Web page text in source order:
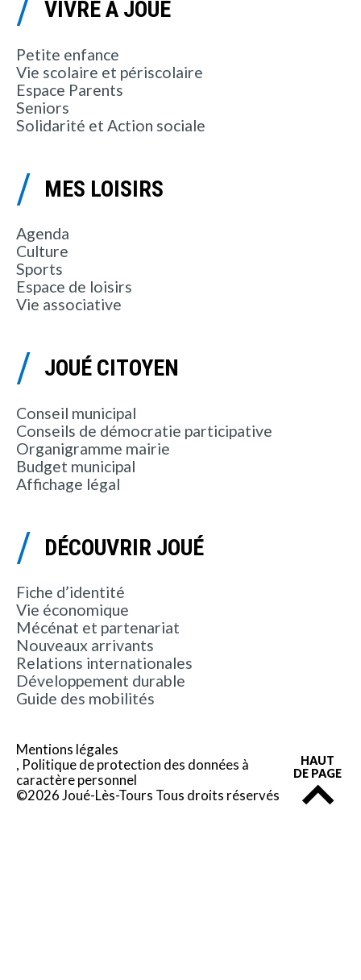
VIVRE À JOUÉ
Petite enfance
Vie scolaire et périscolaire
Espace Parents
Seniors
Solidarité et Action sociale
MES LOISIRS
Agenda
Culture
Sports
Espace de loisirs
Vie associative
JOUÉ CITOYEN
Conseil municipal
Conseils de démocratie participative
Organigramme mairie
Budget municipal
Affichage légal
DÉCOUVRIR JOUÉ
Fiche d’identité
Vie économique
Mécénat et partenariat
Nouveaux arrivants
Relations internationales
Développement durable
Guide des mobilités
Mentions légales
Politique de protection des données à
caractère personnel
©2026 Joué-Lès-Tours Tous droits réservés
HAUT
DE PAGE